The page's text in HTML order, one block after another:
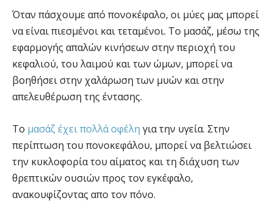
Όταν πάσχουμε από πονοκέφαλο, οι μύες μας μπορεί
να είναι πιεσμένοι και τεταμένοι. Το μασάζ, μέσω της
εφαρμογής απαλών κινήσεων στην περιοχή του
κεφαλιού, του λαιμού και των ώμων, μπορεί να
βοηθήσει στην χαλάρωση των μυών και στην
απελευθέρωση της έντασης.
Το μασάζ έχει πολλά οφέλη για την υγεία. Στην
περίπτωση του πονοκεφάλου, μπορεί να βελτιώσει
την κυκλοφορία του αίματος και τη διάχυση των
θρεπτικών ουσιών προς τον εγκέφαλο,
ανακουφίζοντας απο τον πόνο.